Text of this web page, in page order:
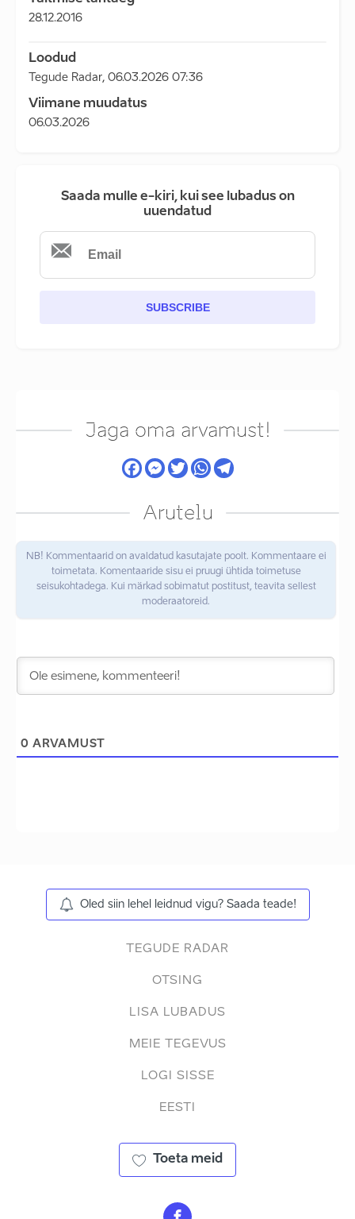
28.12.2016
Loodud
Tegude Radar, 06.03.2026 07:36
Viimane muudatus
06.03.2026
Saada mulle e-kiri, kui see lubadus on
uuendatud
SUBSCRIBE
Jaga oma arvamust!
Arutelu
NB! Kommentaarid on avaldatud kasutajate poolt. Kommentaare ei
toimetata. Komentaaride sisu ei pruugi ühtida toimetuse
seisukohtadega. Kui märkad sobimatut postitust, teavita sellest
moderaatoreid.
0 ARVAMUST
Oled siin lehel leidnud vigu? Saada teade!
TEGUDE RADAR
OTSING
LISA LUBADUS
MEIE TEGEVUS
LOGI SISSE
EESTI
Toeta meid